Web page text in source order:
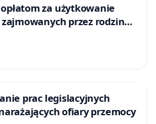
za użytkowanie
przez rodzinne
prac legislacyjnych
rodzinnego narażających ofiary przemocy